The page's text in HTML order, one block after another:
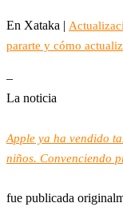
En Xataka |
pararte y cómo
–
La noticia
Apple ya ha vendido
niños. Convenciendo
fue publicada